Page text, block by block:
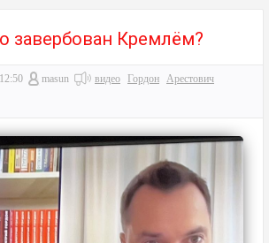
завербован Кремлём?
12:50 masun видео Гордон Арестович